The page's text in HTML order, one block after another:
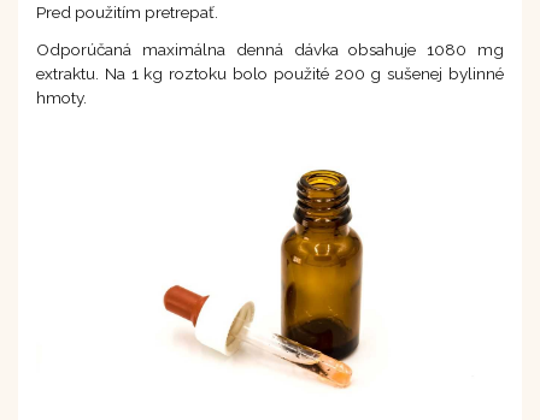
Pred použitím pretrepať.
Odporúčaná maximálna denná dávka obsahuje 1080 mg
extraktu. Na 1 kg roztoku bolo použité 200 g sušenej bylinné
hmoty.